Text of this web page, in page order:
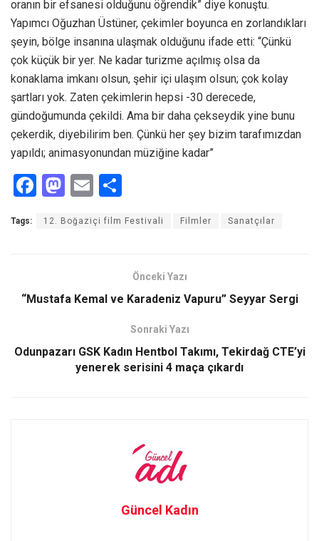
oranın bir efsanesi olduğunu öğrendik” diye konuştu.
Yapımcı Oğuzhan Üstüner, çekimler boyunca en zorlandıkları
şeyin, bölge insanına ulaşmak olduğunu ifade etti: “Çünkü
çok küçük bir yer. Ne kadar turizme açılmış olsa da
konaklama imkanı olsun, şehir içi ulaşım olsun; çok kolay
şartları yok. Zaten çekimlerin hepsi -30 derecede,
gündoğumunda çekildi. Ama bir daha çekseydik yine bunu
çekerdik, diyebilirim ben. Çünkü her şey bizim tarafımızdan
yapıldı; animasyonundan müziğine kadar”
F
ce
o
M
st
o
E
ail ar
Tags: 12. Boğaziçi film Festivali Filmler Sanatçılar
Önceki Yazı
“Mustafa Kemal ve Karadeniz Vapuru” Seyyar Sergi
Sonraki Yazı
Odunpazarı GSK Kadın Hentbol Takımı, Tekirdağ CTE’yi
yenerek serisini 4 maça çıkardı
Güncel Kadın